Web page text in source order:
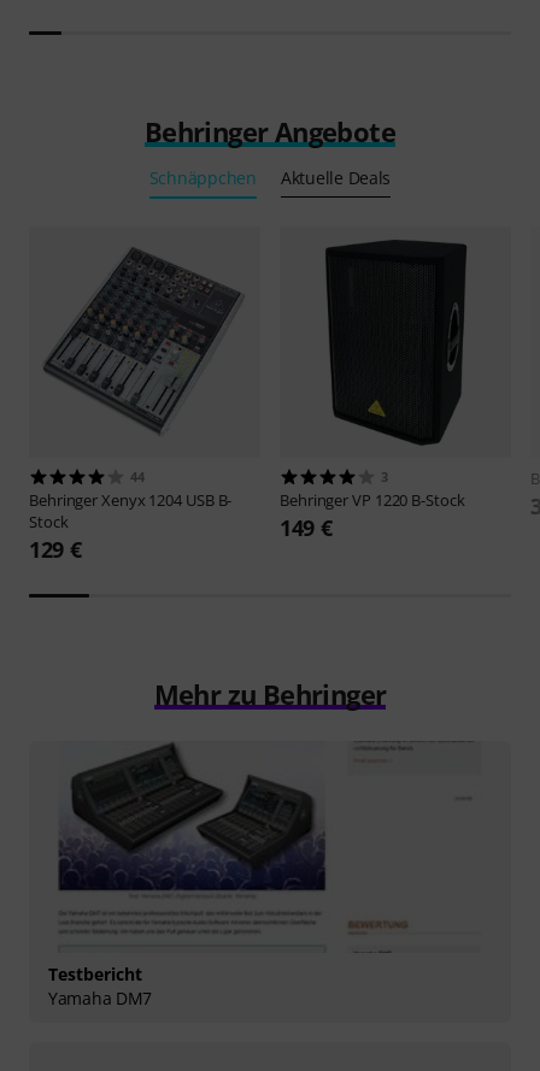
Behringer Angebote
Schnäppchen Aktuelle Deals
44
BehringerXenyx 1204 USB B-
Stock
129 €
3
BehringerVP 1220 B-Stock
149 €
Mehr zu Behringer
Testbericht
Yamaha DM7